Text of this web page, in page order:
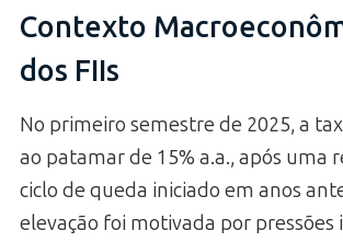
Contexto
dos FIIs
No primeiro semestre de 2025, a
ao patamar de 15% a.a., após uma
ciclo de queda iniciado em anos
elevação foi motivada por pressões